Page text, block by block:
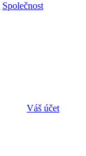
Společnost
Váš účet